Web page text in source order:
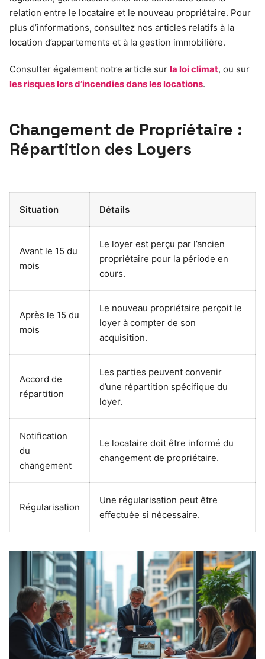
relation entre le locataire et le nouveau propriétaire. Pour
plus d’informations, consultez nos articles relatifs à la
location d’appartements et à la gestion immobilière.
Consulter également notre article sur la loi climat, ou sur
les risques lors d’incendies dans les locations.
Changement de Propriétaire :
Répartition des Loyers
Situation Détails
Avant le 15 du
mois
Le loyer est perçu par l’ancien
propriétaire pour la période en
cours.
Après le 15 du
mois
Le nouveau propriétaire perçoit le
loyer à compter de son
acquisition.
Accord de
répartition
Les parties peuvent convenir
d’une répartition spécifique du
loyer.
Notification
du
changement
Le locataire doit être informé du
changement de propriétaire.
Régularisation
Une régularisation peut être
effectuée si nécessaire.